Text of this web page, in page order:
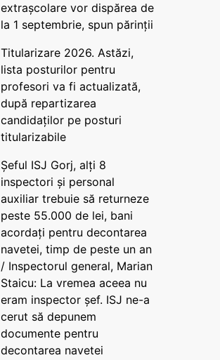
extrașcolare vor dispărea de
la 1 septembrie, spun părinții
Titularizare 2026. Astăzi,
lista posturilor pentru
profesori va fi actualizată,
după repartizarea
candidaților pe posturi
titularizabile
Șeful ISJ Gorj, alți 8
inspectori și personal
auxiliar trebuie să returneze
peste 55.000 de lei, bani
acordați pentru decontarea
navetei, timp de peste un an
/ Inspectorul general, Marian
Staicu: La vremea aceea nu
eram inspector șef. ISJ ne-a
cerut să depunem
documente pentru
decontarea navetei